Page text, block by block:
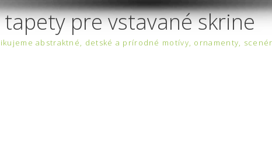
pre vstavané skrine
abstraktné, detské a prírodné motívy, ornamenty,